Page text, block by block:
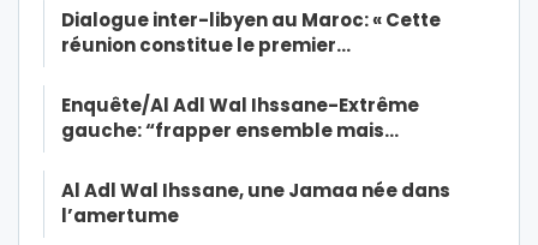
Dialogue inter-libyen au Maroc: « Cette
réunion constitue le premier…
Enquête/Al Adl Wal Ihssane-Extrême
gauche: “frapper ensemble mais…
Al Adl Wal Ihssane, une Jamaa née dans
l’amertume